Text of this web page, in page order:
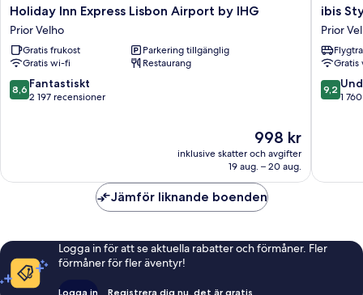
Holiday
Inn
Express
Lisbon
Airport
by
IHG
Holiday Inn Express Lisbon Airport by IHG
Prior Velho
Gratis frukost
Parkering tillgänglig
Gratis wi-fi
Restaurang
8.6
av
8,6 Fantastiskt
2 197 recensioner
Priset
är
998 kr
998 kr
inklusive skatter och avgifter
19 aug. – 20 aug.
ibis
Styles
Lisboa
Prior
Velho
ibis
Prior
9.2
av
9,2
1
Jämför liknande boenden
Logga in för att se aktuella rabatter och förmåner. Fler
förmåner för fler äventyr!
Logga in Registrera dig nu, det är gratis